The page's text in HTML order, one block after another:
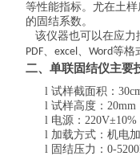
等性能指标。 尤在土
的固结系数。
该仪器也可以在应
PDF、 excel、 Word等格
二、 单联固结仪主要
l 试样截面积：
l 试样高度： 20mm
l 电源： 220V±10%
l 加载方式：机电
l 固结压力： 0-5200